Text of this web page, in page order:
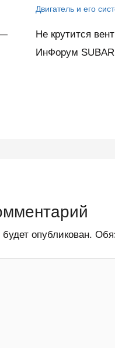
Двигатель и его
Не крутится
ИнФорум
опубликован.